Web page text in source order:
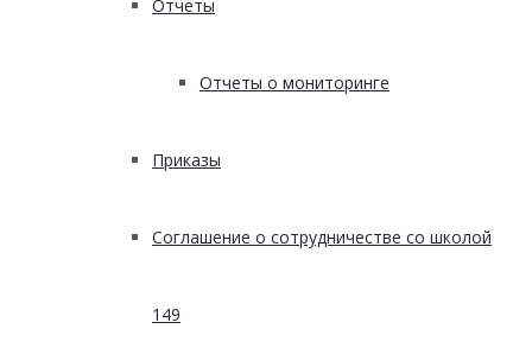
Отчеты
Отчеты о мониторинге
Приказы
Соглашение о сотрудничестве со школой
149